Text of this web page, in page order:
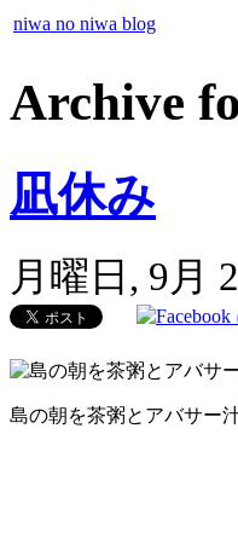
niwa no niwa blog
Archive
凪休み
月曜日, 9月
島の朝を茶粥とアバサー